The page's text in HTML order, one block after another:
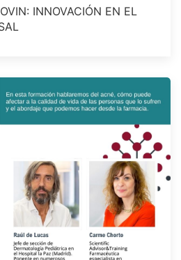
INNOVACIÓN EN EL